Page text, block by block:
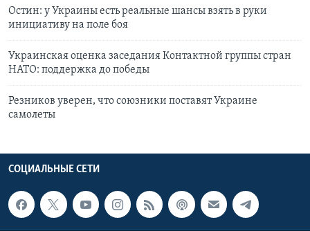
Остин: у Украины есть реальные шансы взять в руки
инициативу на поле боя
Украинская оценка заседания Контактной группы стран
НАТО: поддержка до победы
Резников уверен, что союзники поставят Украине
самолеты
СОЦИАЛЬНЫЕ СЕТИ